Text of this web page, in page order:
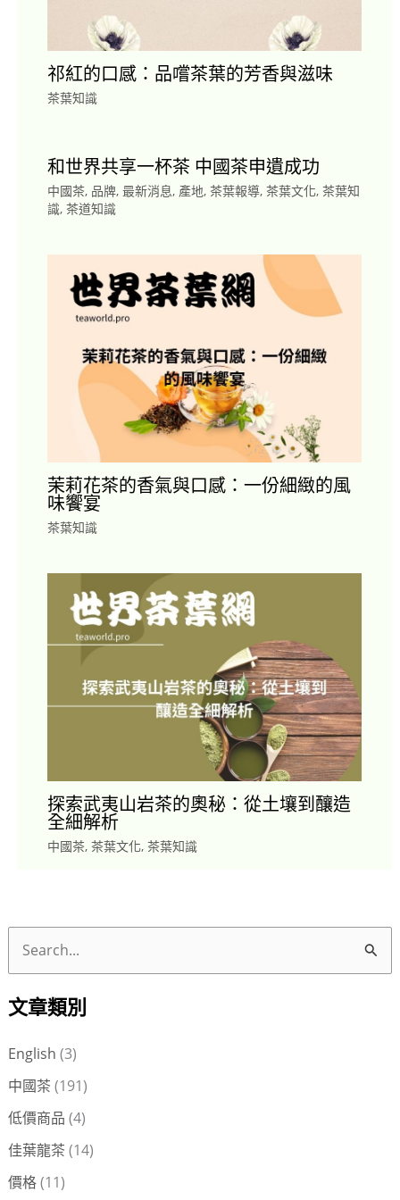
祁紅的口感：品嚐茶葉的芳香與滋味
茶葉知識
和世界共享一杯茶 中國茶申遺成功
中國茶, 品牌, 最新消息, 產地, 茶葉報導, 茶葉文化, 茶葉知
識, 茶道知識
茉莉花茶的香氣與口感：一份細緻的風
味饗宴
茶葉知識
探索武夷山岩茶的奧秘：從土壤到釀造
全細解析
中國茶, 茶葉文化, 茶葉知識
關
:
文章類別
English (3)
中國茶 (191)
低價商品 (4)
佳葉龍茶 (14)
價格(11)